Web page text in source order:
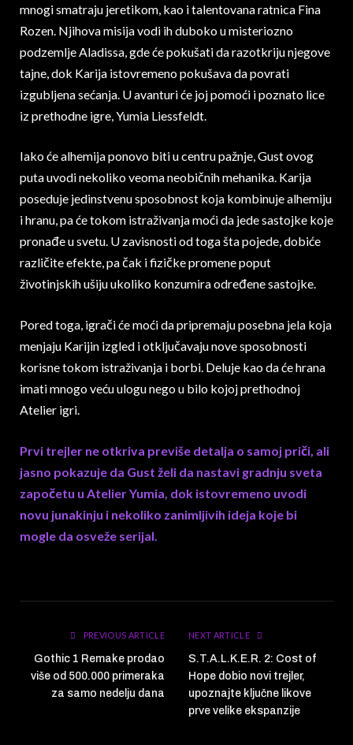
mnogi smatraju jeretikom, kao i talentovana ratnica Fina
Rozen. Njihova misija vodi ih duboko u misteriozno
podzemlje Aladissa, gde će pokušati da razotkriju njegove
tajne, dok Karija istovremeno pokušava da povrati
izgubljena sećanja. U avanturi će joj pomoći i poznato lice
iz prethodne igre, Yumia Liessfeldt.
Iako će alhemija ponovo biti u centru pažnje, Gust ovog
puta uvodi nekoliko veoma neobičnih mehanika. Karija
poseduje jedinstvenu sposobnost koja kombinuje alhemiju
i hranu, pa će tokom istraživanja moći da jede sastojke koje
pronađe u svetu. U zavisnosti od toga šta pojede, dobiće
različite efekte, pa čak i fizičke promene poput
životinjskih ušiju ukoliko konzumira određene sastojke.
Pored toga, igrači će moći da pripremaju posebna jela koja
menjaju Karijin izgled i otključavaju nove sposobnosti
korisne tokom istraživanja i borbi. Deluje kao da će hrana
imati mnogo veću ulogu nego u bilo kojoj prethodnoj
Atelier igri.
Prvi trejler ne otkriva previše detalja o samoj priči, ali
jasno pokazuje da Gust želi da nastavi gradnju sveta
započetu u Atelier Yumia, dok istovremeno uvodi
novu junakinju i nekoliko zanimljivih ideja koje bi
mogle da osveže serijal.
PREVIOUS ARTICLE
Gothic 1 Remake prodao
više od 500.000 primeraka
za samo nedelju dana
NEXT ARTICLE
S.T.A.L.K.E.R. 2: Cost of
Hope dobio novi trejler,
upoznajte ključne likove
prve velike ekspanzije